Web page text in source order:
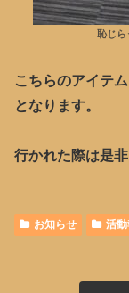
恥じら
こちらのアイテ
となります。
行かれた際は是
お知らせ 活